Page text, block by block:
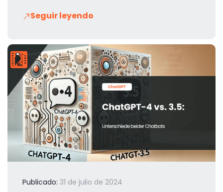
Seguir leyendo
Publicado: 31 de julio de 2024